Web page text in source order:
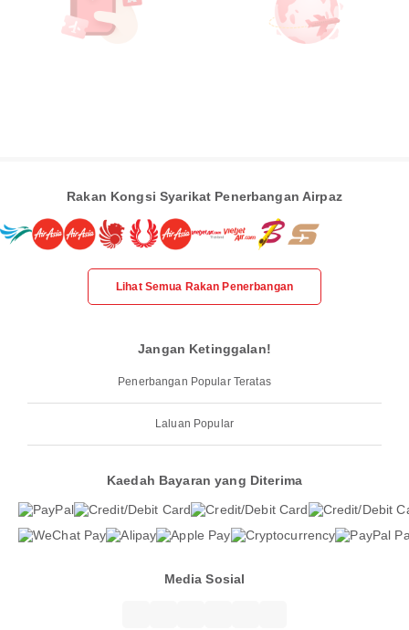
Rakan Kongsi Syarikat Penerbangan Airpaz
Lihat Semua Rakan Penerbangan
Jangan Ketinggalan!
Penerbangan Popular Teratas
Laluan Popular
Kaedah Bayaran yang Diterima
Media Sosial